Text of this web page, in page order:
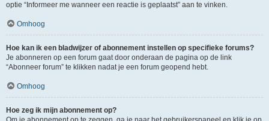
optie “Informeer me wanneer een reactie is geplaatst” aan te vinken.
Omhoog
Hoe kan ik een bladwijzer of abonnement instellen op specifieke forums?
Je abonneren op een forum gaat door onderaan de pagina op de link
“Abonneer forum” te klikken nadat je een forum geopend hebt.
Omhoog
Hoe zeg ik mijn abonnement op?